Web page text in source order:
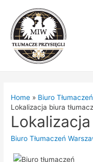
Home
Biuro
Lokalizacja biura
Biuro Tłumaczeń